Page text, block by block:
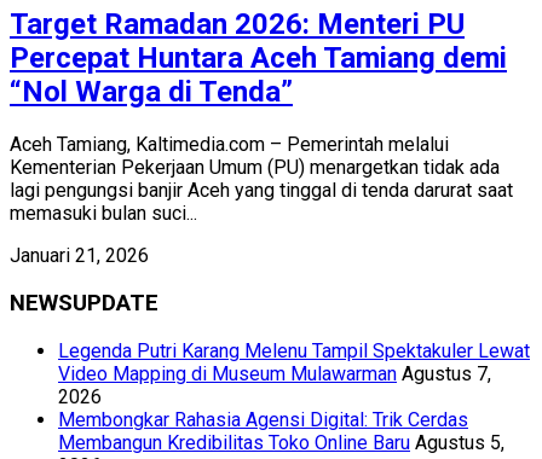
Target Ramadan 2026: Menteri PU
Percepat Huntara Aceh Tamiang demi
“Nol Warga di Tenda”
Aceh Tamiang, Kaltimedia.com – Pemerintah melalui
Kementerian Pekerjaan Umum (PU) menargetkan tidak ada
lagi pengungsi banjir Aceh yang tinggal di tenda darurat saat
memasuki bulan suci...
Januari 21, 2026
NEWSUPDATE
Legenda Putri Karang Melenu Tampil Spektakuler Lewat
Video Mapping di Museum Mulawarman Agustus 7,
2026
Membongkar Rahasia Agensi Digital: Trik Cerdas
Membangun Kredibilitas Toko Online Baru Agustus 5,